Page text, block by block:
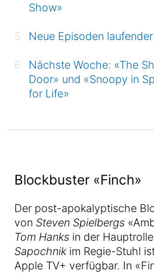
Show»
Neue Episoden
Nächste Woche: «The
Door» und «Snoopy in
for Life»
Blockbuster «Finch»
Der post-apokalyptische
von Steven Spielbergs
Tom Hanks in der
Sapochnikim Regie-Stuhl
Apple TV+ verfügbar. In